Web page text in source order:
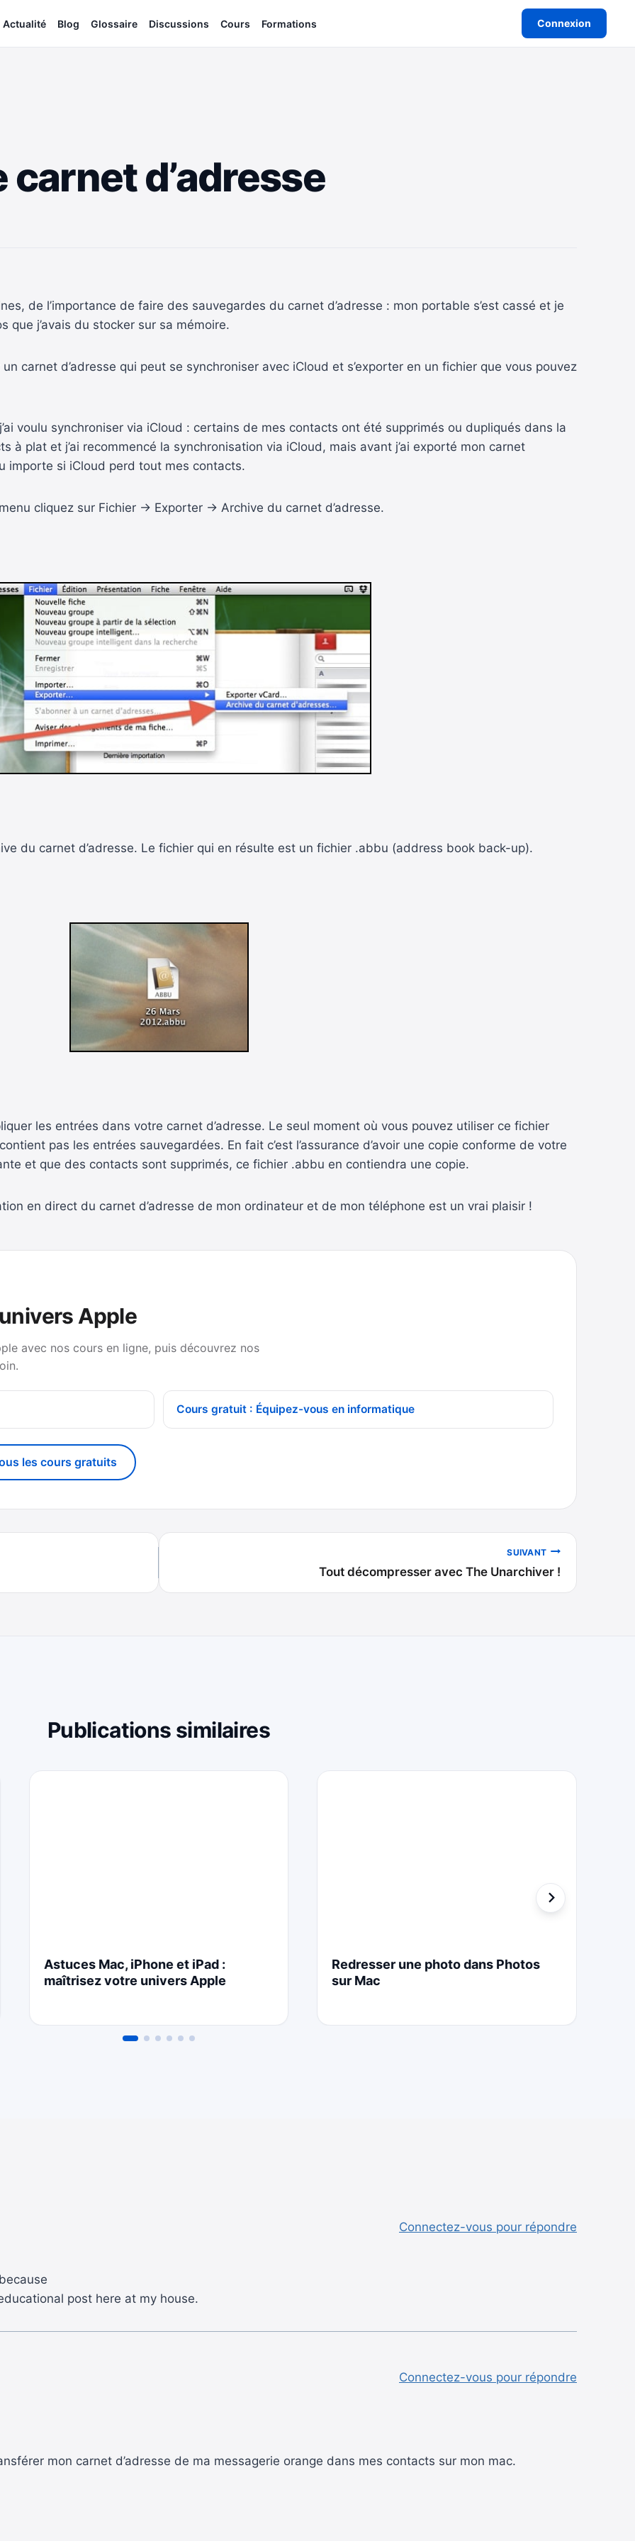
Actualité Blog Glossaire Discussions Cours Formations Connexion
d’adresse
de l’importance de faire des sauvegardes du carnet d’adresse : mon portable s’est cassé et je
que j’avais du stocker sur sa mémoire.
carnet d’adresse qui peut se synchroniser avec iCloud et s’exporter en un fichier que vous pouvez
voulu synchroniser via iCloud : certains de mes contacts ont été supprimés ou dupliqués dans la
à plat et j’ai recommencé la synchronisation via iCloud, mais avant j’ai exporté mon carnet
importe si iCloud perd tout mes contacts.
cliquez sur Fichier -> Exporter -> Archive du carnet d’adresse.
du carnet d’adresse. Le fichier qui en résulte est un fichier .abbu (address book back-up).
les entrées dans votre carnet d’adresse. Le seul moment où vous pouvez utiliser ce fichier
pas les entrées sauvegardées. En fait c’est l’assurance d’avoir une copie conforme de votre
et que des contacts sont supprimés, ce fichier .abbu en contiendra une copie.
en direct du carnet d’adresse de mon ordinateur et de mon téléphone est un vrai plaisir !
Apple
avec nos cours en ligne, puis découvrez nos
Cours gratuit : Équipez-vous en informatique
les cours gratuits
SUIVANT
Tout décompresser avec The Unarchiver !
Publications similaires
Astuces Mac, iPhone et iPad :
maîtrisez votre univers Apple
Redresser une photo dans Photos
sur Mac
post here at my house.
Connectez-vous pour répondre
mon carnet d’adresse de ma messagerie orange dans mes contacts sur mon mac.
Connectez-vous pour répondre